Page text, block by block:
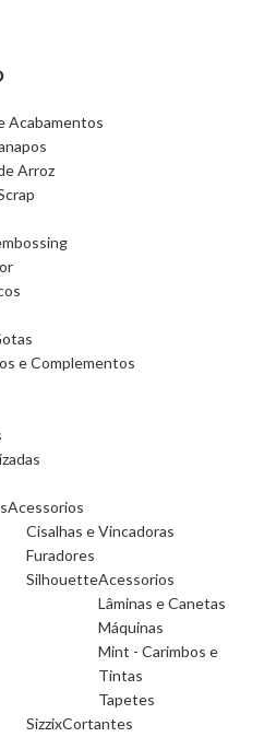
Acabamentos
Arroz
e Complementos
Acessorios
Cisalhas e Vincadoras
Furadores
SilhouetteAcessorios
Lâminas e Canetas
Máquinas
Mint - Carimbos e
Tintas
Tapetes
SizzixCortantes